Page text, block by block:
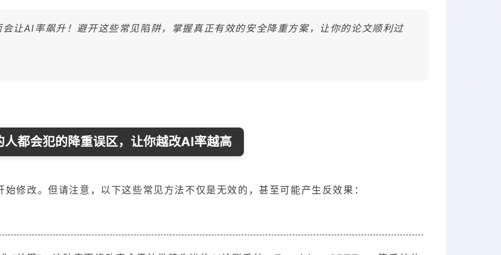
让AI率飙升！避开这些常见陷阱，掌握真正有效的安全降重方案，让你的论文顺利过
人都会犯的降重误区，让你越改AI率越高
修改。但请注意，以下这些常见方法不仅是无效的，甚至可能产生反效果：